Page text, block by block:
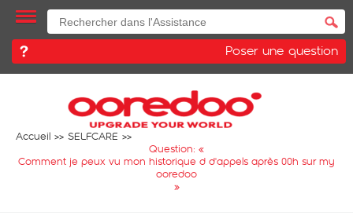
Poser une question
Accueil
SELFCARE
Question: «
Comment je peux vu mon historique d d'appels après 00h sur my
ooredoo
»